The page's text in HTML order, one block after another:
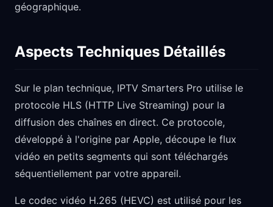
géographique.
Aspects Techniques Détaillés
Sur le plan technique, IPTV Smarters Pro utilise le
protocole HLS (HTTP Live Streaming) pour la
diffusion des chaînes en direct. Ce protocole,
développé à l'origine par Apple, découpe le flux
vidéo en petits segments qui sont téléchargés
séquentiellement par votre appareil.
Le codec vidéo H.265 (HEVC) est utilisé pour les